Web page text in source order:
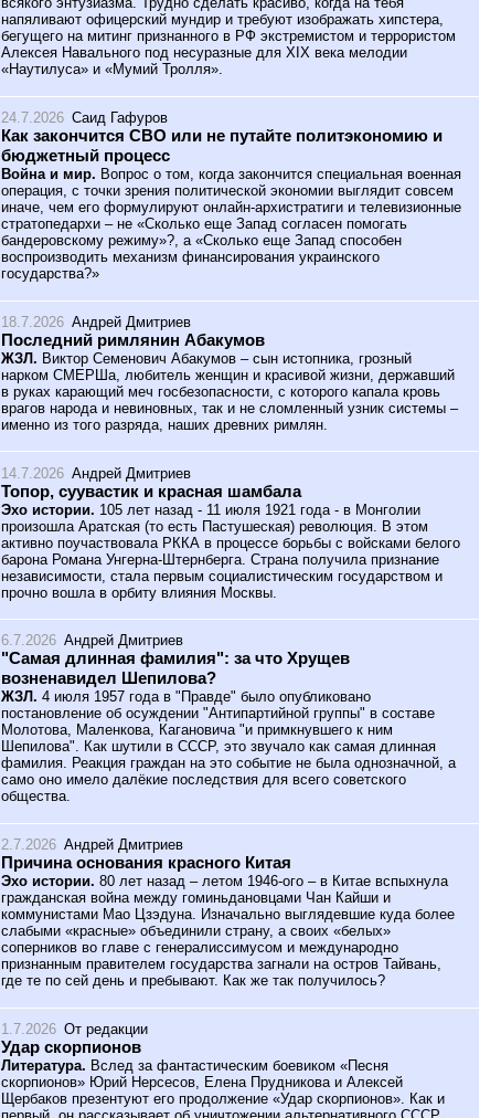
напяливают офицерский мундир и требуют изображать хипстера,
бегущего на митинг признанного в РФ экстремистом и террористом
Алексея Навального под несуразные для XIX века мелодии
«Наутилуса» и «Мумий Тролля».
24.7.2026 Саид Гафуров
Как закончится СВО или не путайте политэкономию и
бюджетный процесс
Война и мир. Вопрос о том, когда закончится специальная военная
операция, с точки зрения политической экономии выглядит совсем
иначе, чем его формулируют онлайн-архистратиги и телевизионные
стратопедархи – не «Сколько еще Запад согласен помогать
бандеровскому режиму»?, а «Сколько еще Запад способен
воспроизводить механизм финансирования украинского
государства?»
18.7.2026 Андрей Дмитриев
Последний римлянин Абакумов
ЖЗЛ. Виктор Семенович Абакумов – сын истопника, грозный
нарком СМЕРШа, любитель женщин и красивой жизни, державший
в руках карающий меч госбезопасности, с которого капала кровь
врагов народа и невиновных, так и не сломленный узник системы –
именно из того разряда, наших древних римлян.
14.7.2026 Андрей Дмитриев
Топор, суувастик и красная шамбала
Эхо истории. 105 лет назад - 11 июля 1921 года - в Монголии
произошла Аратская (то есть Пастушеская) революция. В этом
активно поучаствовала РККА в процессе борьбы с войсками белого
барона Романа Унгерна-Штернберга. Страна получила признание
независимости, стала первым социалистическим государством и
прочно вошла в орбиту влияния Москвы.
6.7.2026 Андрей Дмитриев
"Самая длинная фамилия": за что Хрущев
возненавидел Шепилова?
ЖЗЛ. 4 июля 1957 года в "Правде" было опубликовано
постановление об осуждении "Антипартийной группы" в составе
Молотова, Маленкова, Кагановича "и примкнувшего к ним
Шепилова". Как шутили в СССР, это звучало как самая длинная
фамилия. Реакция граждан на это событие не была однозначной, а
само оно имело далёкие последствия для всего советского
общества.
2.7.2026 Андрей Дмитриев
Причина основания красного Китая
Эхо истории. 80 лет назад – летом 1946-ого – в Китае вспыхнула
гражданская война между гоминьдановцами Чан Кайши и
коммунистами Мао Цзэдуна. Изначально выглядевшие куда более
слабыми «красные» объединили страну, а своих «белых»
соперников во главе с генералиссимусом и международно
признанным правителем государства загнали на остров Тайвань,
где те по сей день и пребывают. Как же так получилось?
1.7.2026 От редакции
Удар скорпионов
Литература. Вслед за фантастическим боевиком «Песня
скорпионов» Юрий Нерсесов, Елена Прудникова и Алексей
Щербаков презентуют его продолжение «Удар скорпионов». Как и